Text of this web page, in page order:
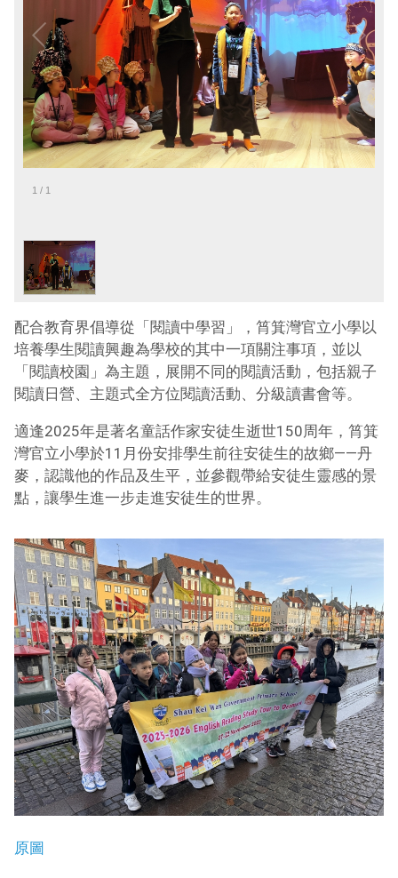
1 / 1
配合教育界倡導從「閱讀中學習」，筲箕灣官立小學以
培養學生閱讀興趣為學校的其中一項關注事項，並以
「閱讀校園」為主題，展開不同的閱讀活動，包括親子
閱讀日營、主題式全方位閱讀活動、分級讀書會等。
適逢2025年是著名童話作家安徒生逝世150周年，筲箕
灣官立小學於11月份安排學生前往安徒生的故鄉——丹
麥，認識他的作品及生平，並參觀帶給安徒生靈感的景
點，讓學生進一步走進安徒生的世界。
原圖